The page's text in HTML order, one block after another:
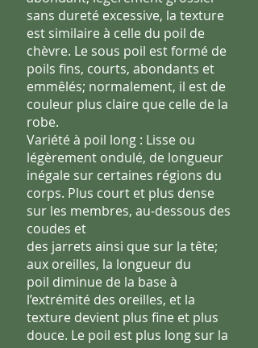
sans dureté excessive, la texture
est similaire à celle du poil de
chèvre. Le sous poil est formé de
poils fins, courts, abondants et
emmêlés; normalement, il est de
couleur plus claire que celle de la
robe.
Variété à poil long : Lisse ou
légèrement ondulé, de longueur
inégale sur certaines régions du
corps. Plus court et plus dense
sur les membres, au-dessous des
coudes et
des jarrets ainsi que sur la tête;
aux oreilles, la longueur du
poil diminue de la base à
l’extrémité des oreilles, et la
texture devient plus fine et plus
douce. Le poil est plus long sur la